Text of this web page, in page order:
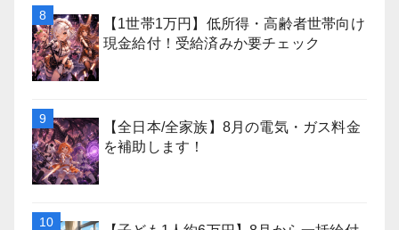
【1世帯1万円】低所得・高齢者世帯向け
現金給付！受給済みか要チェック
【全日本/全家族】8月の電気・ガス料金
を補助します！